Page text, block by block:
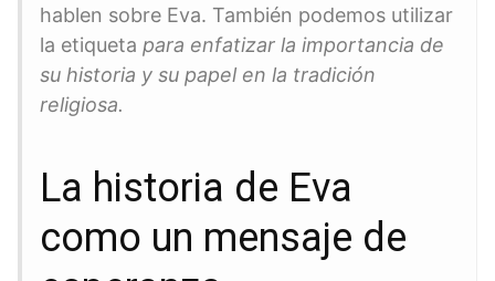
hablen sobre Eva. También podemos utilizar
la etiqueta para enfatizar la ​importancia de
su historia y su papel en la tradición
religiosa.
La ⁣historia⁢ de Eva
como un ⁢mensaje de